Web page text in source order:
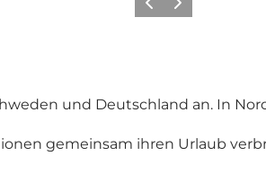
ZurückWeiter
und Deutschland an. In
gemeinsam ihren Urlaub